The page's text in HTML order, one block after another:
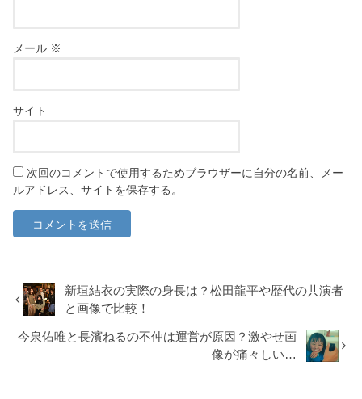
メール ※
サイト
次回のコメントで使用するためブラウザーに自分の名前、メー
ルアドレス、サイトを保存する。
新垣結衣の実際の身長は？松田龍平や歴代の共演者
と画像で比較！
今泉佑唯と長濱ねるの不仲は運営が原因？激やせ画
像が痛々しい…